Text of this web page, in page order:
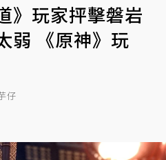
》玩家抨擊磐岩
弱 《原神》玩
仔